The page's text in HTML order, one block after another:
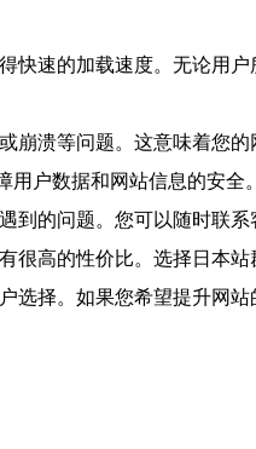
速的加载速度。无论用
溃等问题。这意味着您
户数据和网站信息的安全
的问题。您可以随时联系
高的性价比。选择日本
择。如果您希望提升网